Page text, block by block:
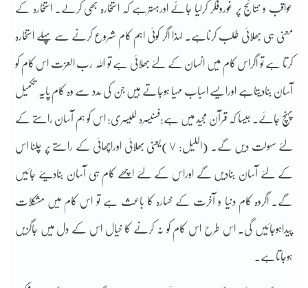
عواقب و نتائج پر غوروفکر کرلیا جائے اوربہترہے کہ استخارہ بھی کرلے۔ استخارہ کے
معنی ہی بھلائی طلب کرناہے۔ لہذا اگر کوئی اہم کام شروع کرنے سے پہلے استخارہ
کرتا ہے تو اگراس کام میں انسان کے لئے بھلائی ہے تو اللہ رب العزت اس کام کو
آسان بنادیتاہے اورایسے اسباب مہیا ہوجاتے ہیں جن کی مدد سے وہ کام پایہ تکمیل
پہنچ جائے۔ جیسا کہ قرآن مجید میں ہے:فسنیسرہ للیسری: اس کو ہم آسان راستے کے
لئے سہولت دیں گے۔ (اللیل: ٧)یعنی بھلائی اوراچھائی کے راستے پر چلنا اس
کے لئے آسان بنادیں گے اوراس کے لئے اچھے کام ہی آسان بنادیئے جائیں
گے۔ اگروہ کام دنیا و آخرت کے خسارہ کا باعث ہے تو اس کام میں مشکلات
پیداہوجائیں گی۔ اس طرح اس کام کو نہ کرنے کا خیال اس کے دل میں جاگزیں
ہوجاتاہے۔